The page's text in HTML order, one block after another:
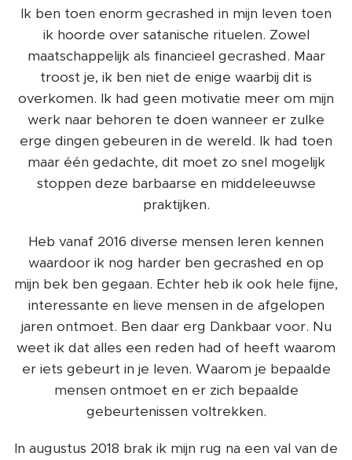
Ik ben toen enorm gecrashed in mijn leven toen
ik hoorde over satanische rituelen. Zowel
maatschappelijk als financieel gecrashed. Maar
troost je, ik ben niet de enige waarbij dit is
overkomen. Ik had geen motivatie meer om mijn
werk naar behoren te doen wanneer er zulke
erge dingen gebeuren in de wereld. Ik had toen
maar één gedachte, dit moet zo snel mogelijk
stoppen deze barbaarse en middeleeuwse
praktijken.
Heb vanaf 2016 diverse mensen leren kennen
waardoor ik nog harder ben gecrashed en op
mijn bek ben gegaan. Echter heb ik ook hele fijne,
interessante en lieve mensen in de afgelopen
jaren ontmoet. Ben daar erg Dankbaar voor. Nu
weet ik dat alles een reden had of heeft waarom
er iets gebeurt in je leven. Waarom je bepaalde
mensen ontmoet en er zich bepaalde
gebeurtenissen voltrekken.
In augustus 2018 brak ik mijn rug na een val van de